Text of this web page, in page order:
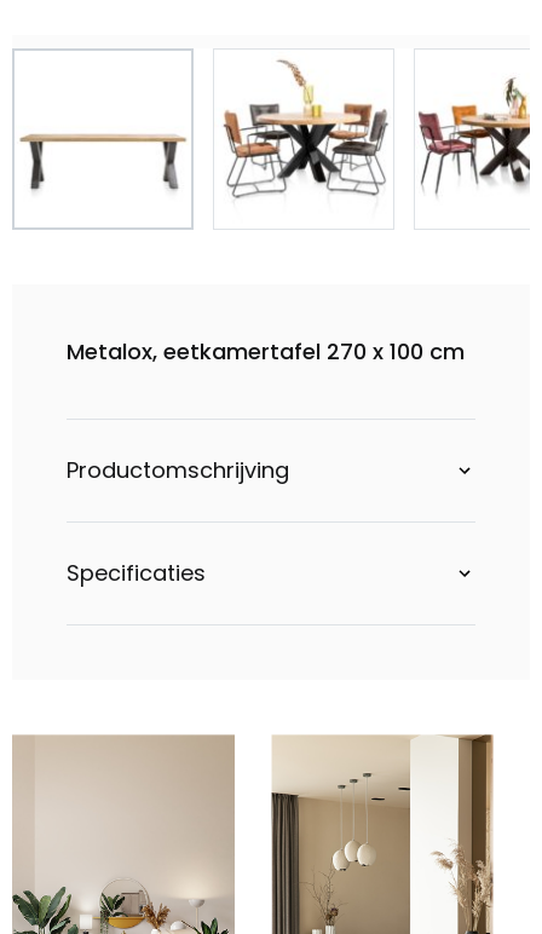
Metalox, eetkamertafel 270 x 100 cm
Productomschrijving
Specificaties